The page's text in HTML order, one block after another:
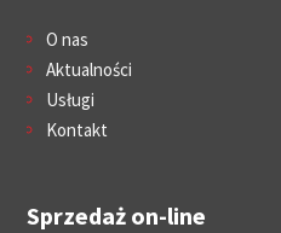
O nas
Aktualności
Usługi
Kontakt
Sprzedaż on-line